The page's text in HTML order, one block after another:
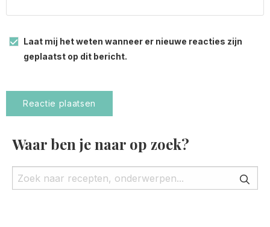
Laat mij het weten wanneer er nieuwe reacties zijn
geplaatst op dit bericht.
Waar ben je naar op zoek?